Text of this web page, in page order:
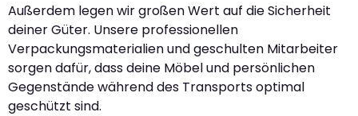
Außerdem legen wir großen Wert auf die Sicherheit
deiner Güter. Unsere professionellen
Verpackungsmaterialien und geschulten Mitarbeiter
sorgen dafür, dass deine Möbel und persönlichen
Gegenstände während des Transports optimal
geschützt sind.